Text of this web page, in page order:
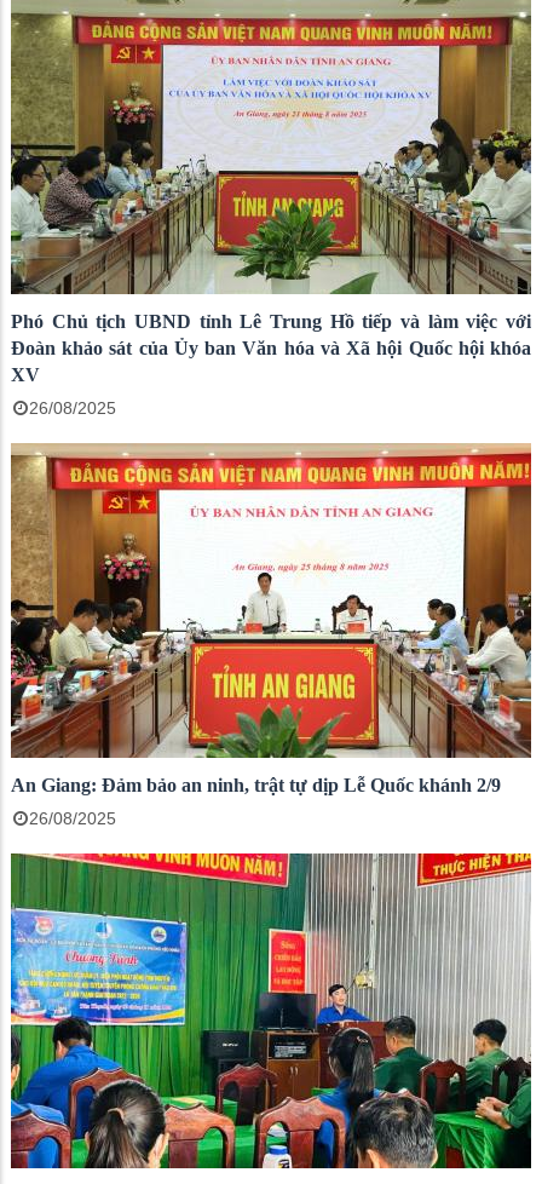
Phó Chủ tịch UBND tỉnh Lê Trung Hồ tiếp và làm việc với
Đoàn khảo sát của Ủy ban Văn hóa và Xã hội Quốc hội khóa
XV
26/08/2025
An Giang: Đảm bảo an ninh, trật tự dịp Lễ Quốc khánh 2/9
26/08/2025